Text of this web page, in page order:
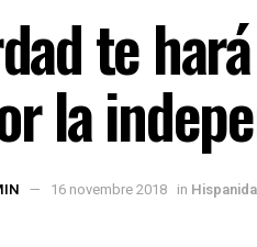
te
la
16 novembre 2018 in